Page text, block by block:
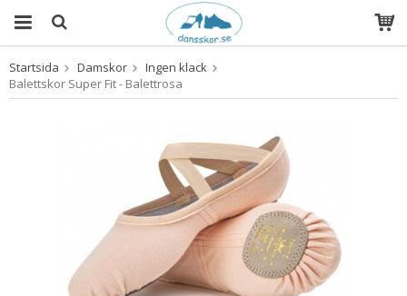
Produkten har blivit tillagd i varukorgen
Startsida Damskor
Ingen klack
Balettskor Super Fit - Balettrosa